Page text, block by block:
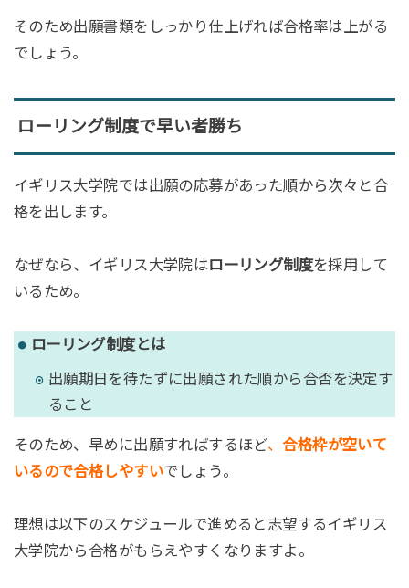
そのため出願書類をしっかり仕上げれば合格率は上がる
でしょう。
ローリング制度で早い者勝ち
イギリス大学院では出願の応募があった順から次々と合
格を出します。
なぜなら、イギリス大学院はローリング制度を採用して
いるため。
ローリング制度とは
出願期日を待たずに出願された順から合否を決定す
ること
そのため、早めに出願すればするほど、合格枠が空いて
いるので合格しやすいでしょう。
理想は以下のスケジュールで進めると志望するイギリス
大学院から合格がもらえやすくなりますよ。